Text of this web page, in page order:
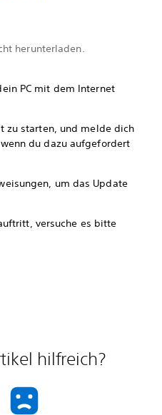
herunterladen.
PC mit dem Internet
zu starten, und melde dich
du dazu aufgefordert
um das Update
versuche es bitte
hilfreich?